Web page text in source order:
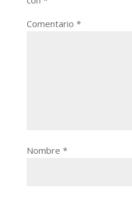
Comentario *
Nombre *